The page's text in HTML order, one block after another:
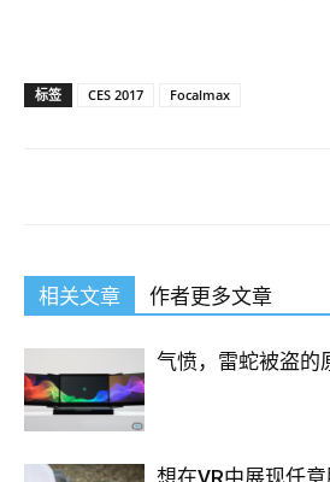
标签 CES 2017 Focalmax
相关文章 作者更多文章
气愤，雷蛇被盗的
想在VR中展现任意